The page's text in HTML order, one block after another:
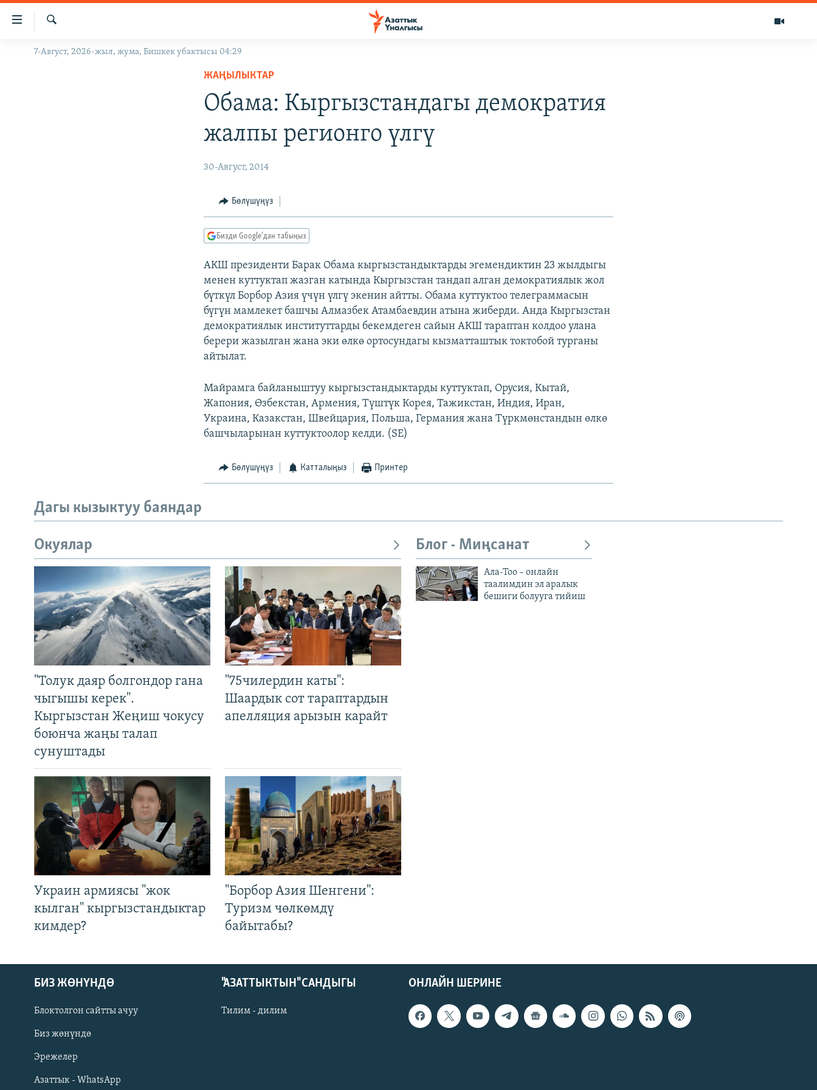
Линктер
Мазмунга
Навигацияга
ЖАҢЫЛЫКТАР
Русский
ОНЛАЙН ШЕРИНЕ
Издөө
7-Август, 2026-жыл, жума, Бишкек убактысы 04:29
ЖАҢЫЛЫКТАР
Обама: Кыргызстандагы демократия
жалпы регионго үлгү
30-Август, 2014
Бөлүшүңүз
Бизди Google'дан табыңыз
АКШ президенти Барак Обама кыргызстандыктарды эгемендиктин 23 жылдыгы
менен куттуктап жазган катында Кыргызстан тандап алган демократиялык жол
бүткүл Борбор Азия үчүн үлгү экенин айтты. Обама куттуктоо телеграммасын
бүгүн мамлекет башчы Алмазбек Атамбаевдин атына жиберди. Анда Кыргызстан
демократиялык институттарды бекемдеген сайын АКШ тараптан колдоо улана
берери жазылган жана эки өлкө ортосундагы кызматташтык токтобой турганы
айтылат.
Майрамга байланыштуу кыргызстандыктарды куттуктап, Орусия, Кытай,
Жапония, Өзбекстан, Армения, Түштүк Корея, Тажикстан, Индия, Иран,
Украина, Казакстан, Швейцария, Польша, Германия жана Түркмөнстандын өлкө
башчыларынан куттуктоолор келди. (SE)
Бөлүшүңүз Катталыңыз Принтер
Дагы кызыктуу баяндар
Окуялар
"Толук даяр болгондор гана
чыгышы керек".
Кыргызстан Жеңиш чокусу
боюнча жаңы талап
сунуштады
"75чилердин каты":
Шаардык сот тараптардын
апелляция арызын карайт
Украин армиясы "жок
кылган" кыргызстандыктар
кимдер?
"Борбор Азия Шенгени":
Туризм чөлкөмдү
байытабы?
Блог - Миңсанат
Ала-Тоо – онлайн
таалимдин эл аралык
бешиги болууга тийиш
ОНЛАЙН ШЕРИНЕ
БИЗ ЖӨНҮНДӨ
Блоктолгон сайтты ачуу
Биз жөнүндө
Эрежелер
Азаттык - WhatsApp
"АЗАТТЫКТЫН" САНДЫГЫ
Тилим - дилим